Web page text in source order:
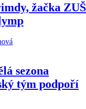
žačka ZUŠ
sezona
tým podpoří